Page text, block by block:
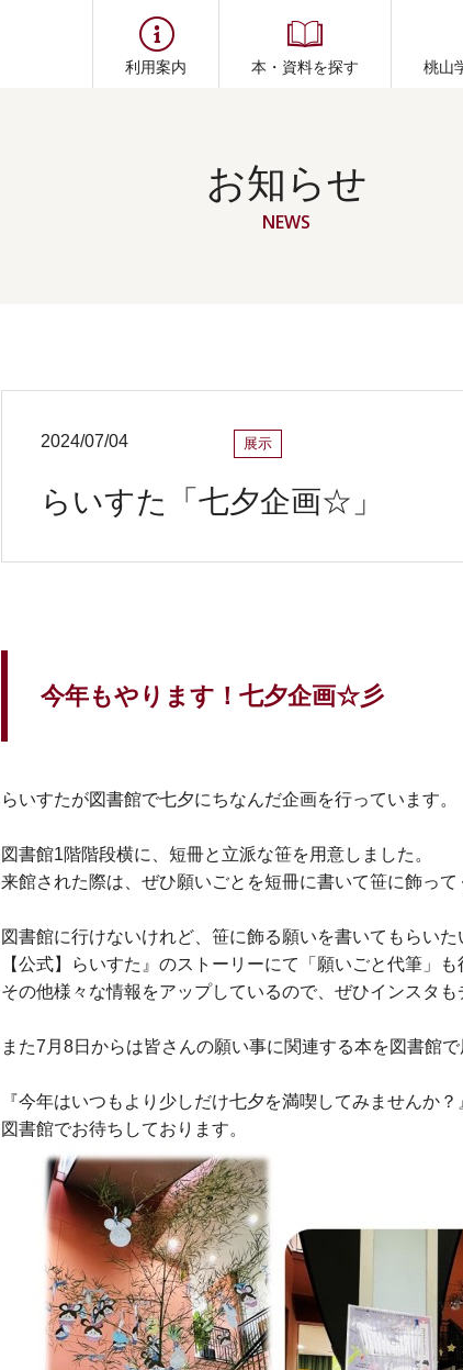
利用案内 本・資料を探す 桃山
お知らせ
NEWS
2024/07/04 展示
らいすた「七夕企画☆」
今年もやります！七夕企画☆彡
らいすたが図書館で七夕にちなんだ企画を行っています。
図書館1階階段横に、短冊と立派な笹を用意しました。
来館された際は、ぜひ願いごとを短冊に書いて笹に飾って
図書館に行けないけれど、笹に飾る願いを書いてもらい
【公式】らいすた』のストーリーにて「願いごと代筆」
その他様々な情報をアップしているので、ぜひインスタも
また7月8日からは皆さんの願い事に関連する本を図書館で
『今年はいつもより少しだけ七夕を満喫してみませんか？
図書館でお待ちしております。